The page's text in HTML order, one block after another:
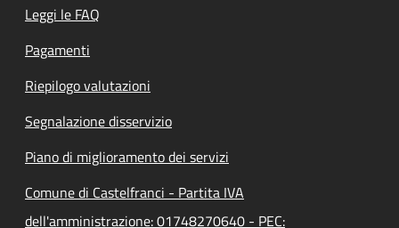
Leggi le FAQ
Pagamenti
Riepilogo valutazioni
Segnalazione disservizio
Piano di miglioramento dei servizi
Comune di Castelfranci - Partita IVA
dell'amministrazione: 01748270640 - PEC: